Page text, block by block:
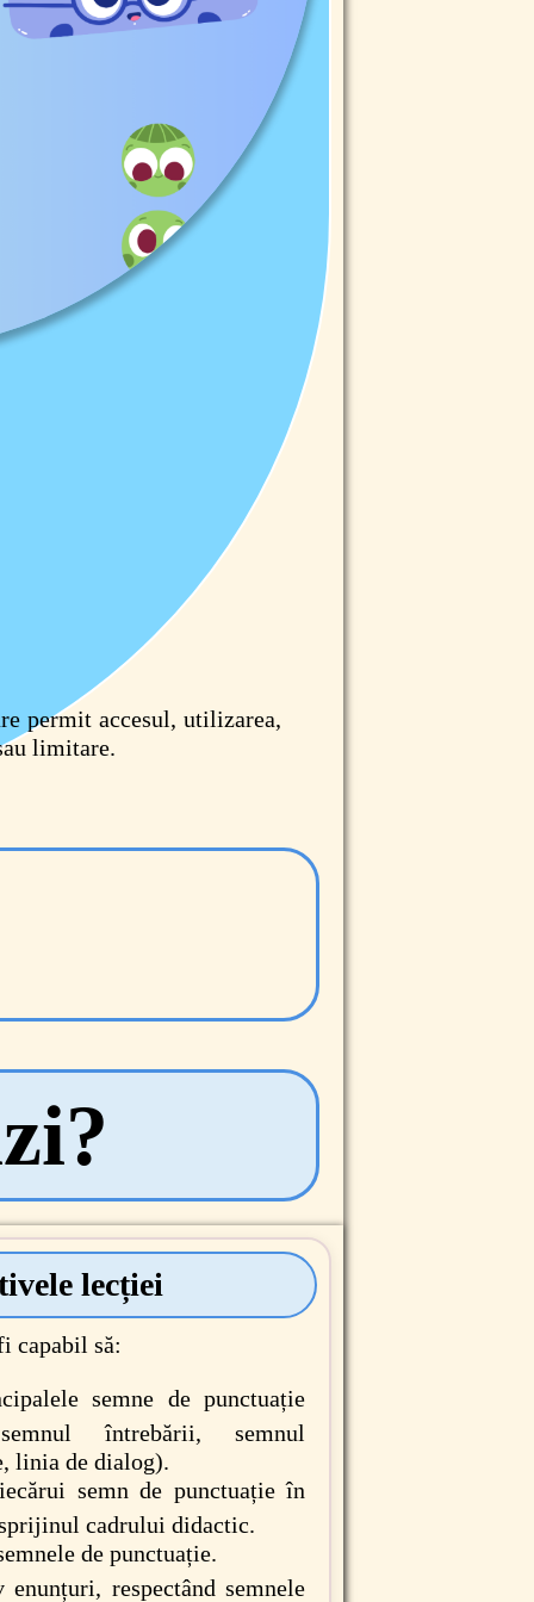
permit accesul, utilizarea,
limitare.
lecției
capabil să:
semne de punctuație
întrebării, semnul
linia de dialog).
semn de punctuație în
cadrului didactic.
de punctuație.
respectând semnele